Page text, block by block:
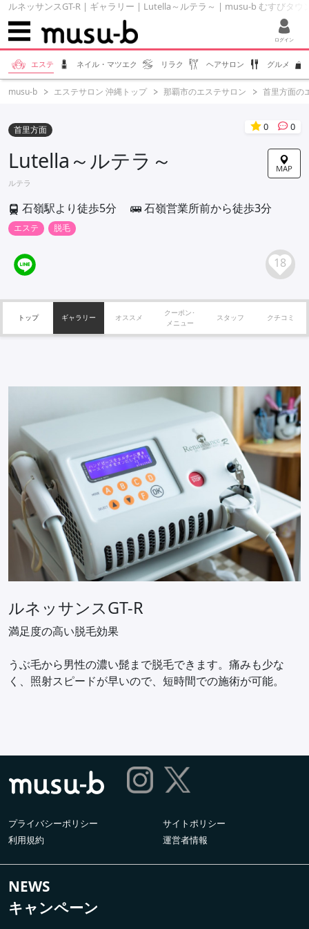
ルネッサンスGT-R | ギャラリー | Lutella～ルテラ～ | musu-b むすびタウ
ログイン
エステ ネイル・マツエク リラク ヘアサロン グルメ
musu-b エステサロン 沖縄トップ 那覇市のエステサロン 首里方面の
首里方面 0 0
MAP
Lutella～ルテラ～
ルテラ
石嶺駅より徒歩5分 石嶺営業所前から徒歩3分
エステ 脱毛
18
トップ ギャラリー オススメ
クーポン･
メニュー
スタッフ クチコミ
ルネッサンスGT-R
満足度の高い脱毛効果
うぶ毛から男性の濃い髭まで脱毛できます。痛みも少な
く、照射スピードが早いので、短時間での施術が可能。
プライバシーポリシー
サイトポリシー
利用規約
運営者情報
NEWS
キャンペーン